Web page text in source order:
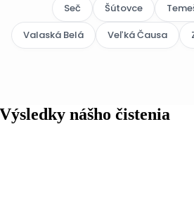
Seč
Šútovce
Valaská Belá
Veľká Čausa
Výsledky nášho čistenia